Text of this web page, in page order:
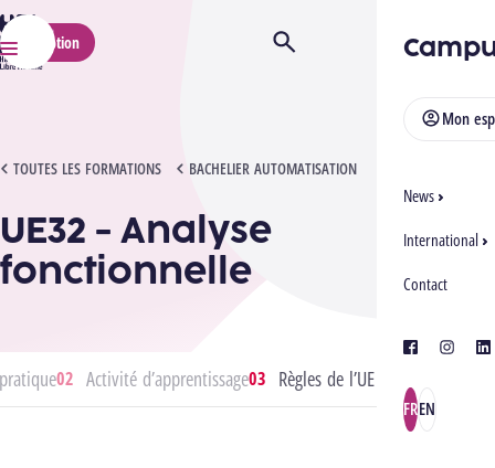
HELMo
Menu
Mon
News
International
Contact
facebook
FREN
Inscription Ouvrir/Fermer la recherche
TOUTES LES FORMATIONS BACHELIER AUTOMATISATION
UE32 - ANALYSE FONCTIONNELLE
UE32 - Analyse
fonctionnelle
Activité d’apprentissage Règles de l’UE